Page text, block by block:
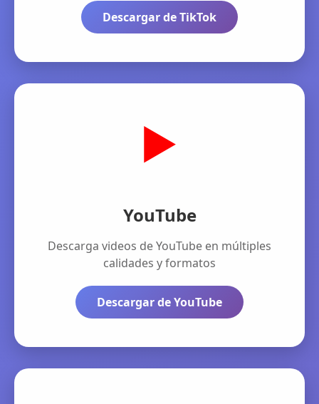
Descargar de TikTok
▶️
YouTube
Descarga videos de YouTube en múltiples
calidades y formatos
Descargar de YouTube